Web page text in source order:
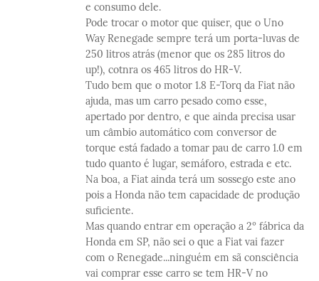
e consumo dele.
Pode trocar o motor que quiser, que o Uno
Way Renegade sempre terá um porta-luvas de
250 litros atrás (menor que os 285 litros do
up!), cotnra os 465 litros do HR-V.
Tudo bem que o motor 1.8 E-Torq da Fiat não
ajuda, mas um carro pesado como esse,
apertado por dentro, e que ainda precisa usar
um câmbio automático com conversor de
torque está fadado a tomar pau de carro 1.0 em
tudo quanto é lugar, semáforo, estrada e etc.
Na boa, a Fiat ainda terá um sossego este ano
pois a Honda não tem capacidade de produção
suficiente.
Mas quando entrar em operação a 2º fábrica da
Honda em SP, não sei o que a Fiat vai fazer
com o Renegade...ninguém em sã consciência
vai comprar esse carro se tem HR-V no